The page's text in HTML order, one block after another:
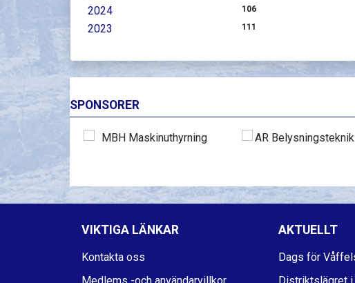
2024 106
2023 111
SPONSORER
VIKTIGA LÄNKAR
Kontakta oss
Medlems -och användarvillkor
AKTUELLT
Dags för
Distriktslägret i